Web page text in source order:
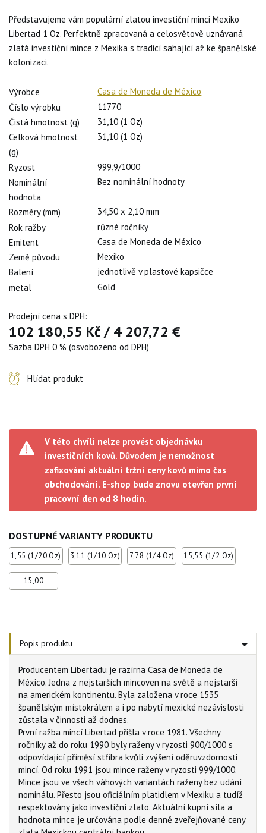
Představujeme vám populární zlatou investiční minci Mexiko
Libertad 1 Oz. Perfektně zpracovaná a celosvětově uznávaná
zlatá investiční mince z Mexika s tradicí sahající až ke španělské
kolonizaci.
Výrobce
Casa de Moneda de México
Číslo výrobku
11770
Čistá hmotnost (g)
31,10 (1 Oz)
Celková hmotnost
(g)
31,10 (1 Oz)
Ryzost
999,9/1000
Nominální
hodnota
Bez nominální hodnoty
Rozměry (mm)
34,50 x 2,10 mm
Rok ražby
různé ročníky
Emitent
Casa de Moneda de México
Země původu
Mexiko
Balení
jednotlivě v plastové kapsičce
metal
Gold
Prodejní cena s DPH:
102 180,55 Kč/4 207,72 €
Sazba DPH 0 % (osvobozeno od DPH)
Hlídat produkt
V této chvíli nelze provést objednávku
investičních kovů. Důvodem je nemožnost
zafixování aktuální tržní ceny kovů mimo čas
obchodování. E-shop bude znovu otevřen první
pracovní den od 8 hodin.
DOSTUPNÉ VARIANTY PRODUKTU
1,55 (1/20 Oz) 3,11 (1/10 Oz) 7,78 (1/4 Oz) 15,55 (1/2 Oz)
15,00
Popis produktu
Producentem Libertadu je razírna Casa de Moneda de
México. Jedna z nejstarších mincoven na světě a nejstarší
na americkém kontinentu. Byla založena v roce 1535
španělským místokrálem a i po nabytí mexické nezávislosti
zůstala v činnosti až dodnes.
První ražba mincí Libertad přišla v roce 1981. Všechny
ročníky až do roku 1990 byly raženy v ryzosti 900/1000 s
odpovídající příměsí stříbra kvůli zvýšení oděruvzdornosti
mincí. Od roku 1991 jsou mince raženy v ryzosti 999/1000.
Mince jsou ve všech váhových variantách raženy bez udání
nominálu. Přesto jsou oficiálním platidlem v Mexiku a tudíž
respektovány jako investiční zlato. Aktuální kupní síla a
hodnota mince je určována podle denně zveřejňované ceny